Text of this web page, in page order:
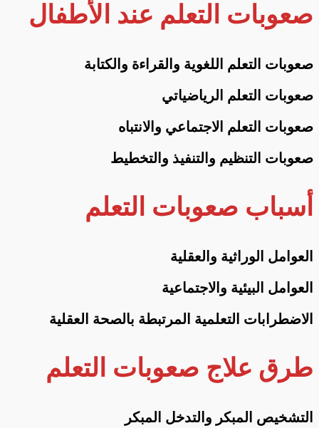
صعوبات التعلم عند الأطفال
صعوبات التعلم اللغوية والقراءة والكتابة
صعوبات التعلم الرياضياتي
صعوبات التعلم الاجتماعي والانتباه
صعوبات التنظيم والتنفيذ والتخطيط
أسباب صعوبات التعلم
العوامل الوراثية والعقلية
العوامل البيئية والاجتماعية
الاضطرابات التعلمية المرتبطة بالصحة العقلية
طرق علاج صعوبات التعلم
التشخيص المبكر والتدخل المبكر